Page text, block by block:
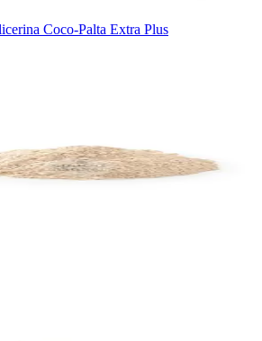
Coco-Palta Extra Plus